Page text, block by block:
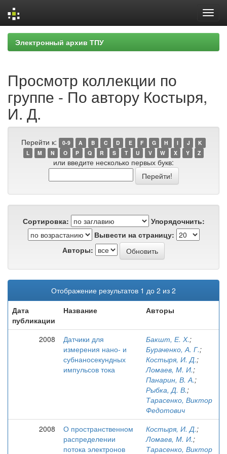
Skip
navigation
Электронный архив ТПУ
Просмотр коллекции по
группе - По автору Костыря,
И. Д.
Перейти к: 0-9 A B C D E F G H I J
K
L
M N O P Q R S T U V W X Y Z
или введите несколько первых букв:
Сортировка:
Упорядочнить:
Вывести на страницу:
Авторы:
Отображение результатов 1 до 2 из 2
Дата
публикации
Название Авторы
2008
Датчики для
измерения нано- и
субнаносекундных
импульсов тока
Бакшт, Е. Х.;
Бураченко, А. Г.;
Костыря, И. Д.;
Ломаев, М. И.;
Панарин, В. А.;
Рыбка, Д. В.;
Тарасенко, Виктор
Федотович
2008
О пространственном
распределении
потока электронов
Костыря, И. Д.;
Ломаев, М. И.;
Тарасенко, Виктор